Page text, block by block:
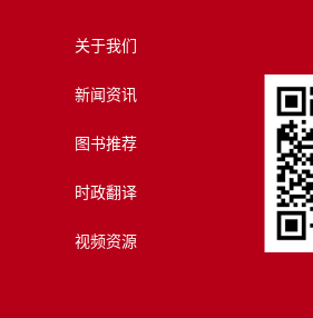
关于我们
新闻资讯
图书推荐
时政翻译
视频资源